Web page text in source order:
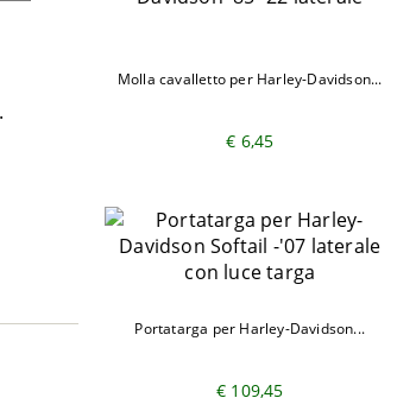
Molla cavalletto per Harley-Davidson...
€ 6,45
Portatarga per Harley-Davidson...
€ 109,45